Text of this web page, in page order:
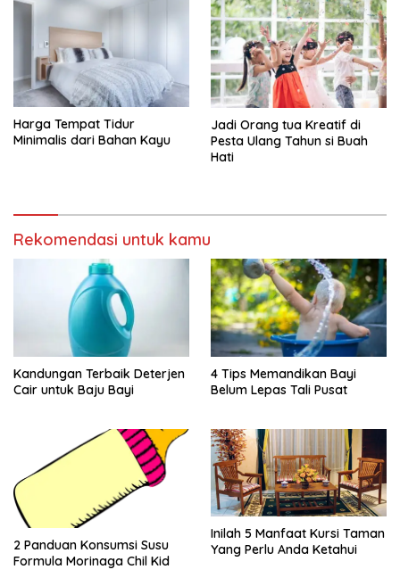
Harga Tempat Tidur
Minimalis dari Bahan Kayu
Jadi Orang tua Kreatif di
Pesta Ulang Tahun si Buah
Hati
Rekomendasi untuk kamu
Kandungan Terbaik Deterjen
Cair untuk Baju Bayi
4 Tips Memandikan Bayi
Belum Lepas Tali Pusat
2 Panduan Konsumsi Susu
Formula Morinaga Chil Kid
Inilah 5 Manfaat Kursi Taman
Yang Perlu Anda Ketahui